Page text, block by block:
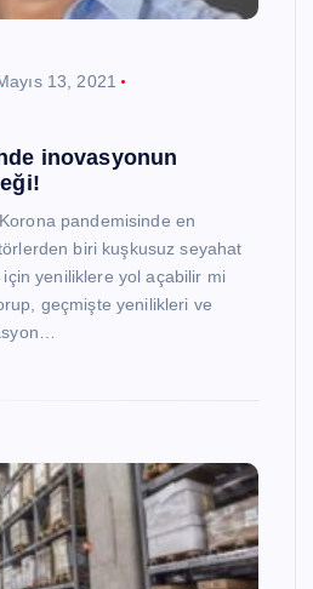
13, 2021
inovasyonun
pandemisinde en
biri kuşkusuz seyahat
yeniliklere yol açabilir mi
geçmişte yenilikleri ve